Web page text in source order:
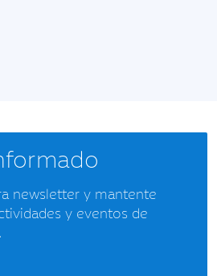
newsletter y mantente
y eventos de